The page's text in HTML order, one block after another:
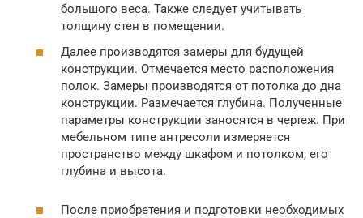
большого веса. Также следует учитывать
толщину стен в помещении.
Далее производятся замеры для будущей
конструкции. Отмечается место расположения
полок. Замеры производятся от потолка до дна
конструкции. Размечается глубина. Полученные
параметры конструкции заносятся в чертеж. При
мебельном типе антресоли измеряется
пространство между шкафом и потолком, его
глубина и высота.
После приобретения и подготовки необходимых